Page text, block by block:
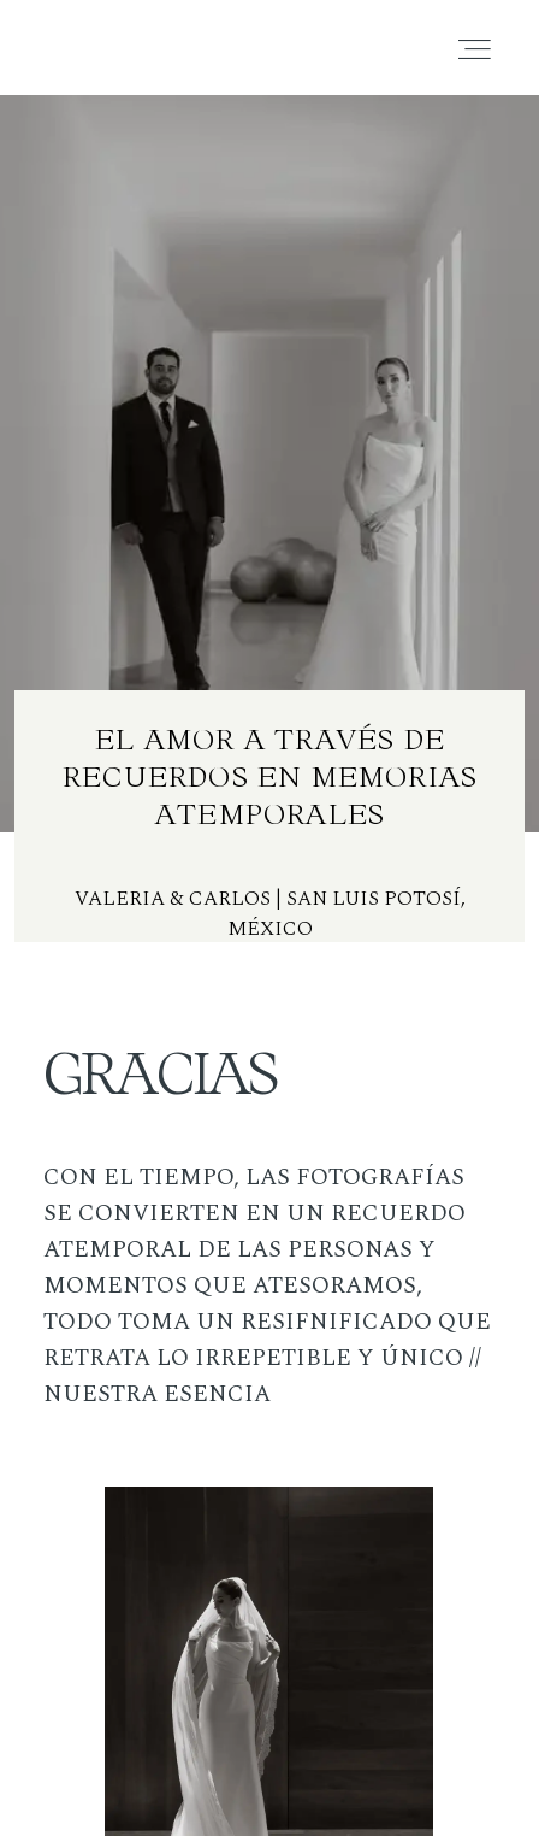
Contacto
ES
EL AMOR A TRAVÉS DE
RECUERDOS EN MEMORIAS
ATEMPORALES
VALERIA & CARLOS | SAN LUIS POTOSÍ,
MÉXICO
CON EL TIEMPO, LAS FOTOGRAFÍAS
SE CONVIERTEN EN UN RECUERDO
ATEMPORAL DE LAS PERSONAS Y
MOMENTOS QUE ATESORAMOS,
TODO TOMA UN RESIFNIFICADO QUE
RETRATA LO IRREPETIBLE Y ÚNICO //
NUESTRA ESENCIA
GRACIAS